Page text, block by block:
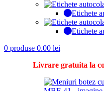
Etichete
Etichete
0 produse 0.00 lei
Livrare gratuita la